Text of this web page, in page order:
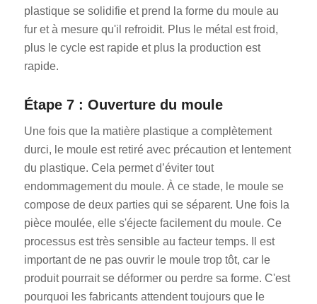
plastique se solidifie et prend la forme du moule au
fur et à mesure qu'il refroidit. Plus le métal est froid,
plus le cycle est rapide et plus la production est
rapide.
Étape 7 : Ouverture du moule
Une fois que la matière plastique a complètement
durci, le moule est retiré avec précaution et lentement
du plastique. Cela permet d’éviter tout
endommagement du moule. À ce stade, le moule se
compose de deux parties qui se séparent. Une fois la
pièce moulée, elle s'éjecte facilement du moule. Ce
processus est très sensible au facteur temps. Il est
important de ne pas ouvrir le moule trop tôt, car le
produit pourrait se déformer ou perdre sa forme. C'est
pourquoi les fabricants attendent toujours que le